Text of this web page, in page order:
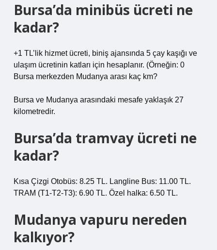
Bursa’da minibüs ücreti ne
kadar?
+1 TL’lik hizmet ücreti, biniş ajansında 5 çay kaşığı ve
ulaşım ücretinin katları için hesaplanır. (Örneğin: 0
Bursa merkezden Mudanya arası kaç km?
Bursa ve Mudanya arasındaki mesafe yaklaşık 27
kilometredir.
Bursa’da tramvay ücreti ne
kadar?
Kısa Çizgi Otobüs: 8.25 TL. Langline Bus: 11.00 TL.
TRAM (T1-T2-T3): 6.90 TL. Özel halka: 6.50 TL.
Mudanya vapuru nereden
kalkıyor?